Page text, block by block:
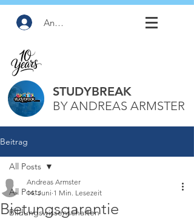
Anmelden
STUDYBREAK
BY ANDREAS ARMSTER
Beitrag
All Posts
Bildungswissenschaften
All Posts
Bietungsgarantie
Andreas Armster
14. Juni 1 Min. Lesezeit